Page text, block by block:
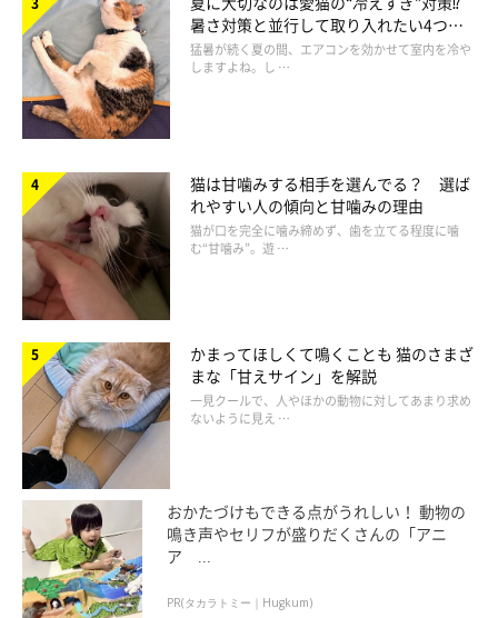
査しました」
A・Yさんの愛猫ういちゃんはトイレの周りでウロウロと！
「わが家に迎えた当初、トイレを気にするものの中には入らず付
近をウロウロ。それから3日後、心配で受診を考えた矢先によう
Y・Tさんの愛猫ももちゃんはお腹が硬くなって！
「トイレ周りを鳴きながらうろつくけど、ほんの少しコロコロの
ウンチが出るだけ。お腹を触ると硬く、ウンチが詰まっていると
感じました」
暑さ対策と並行して取り入れたい4つの
工夫
猛暑が続く夏の間、エアコンを効かせて室内を冷や
しますよね。し …
猫は甘噛みする相手を選んでる？ 選ば
れやすい人の傾向と甘噛みの理由
猫が口を完全に噛み締めず、歯を立てる程度に噛
む“甘噛み”。遊 …
かまってほしくて鳴くことも 猫のさまざ
まな「甘えサイン」を解説
一見クールで、人やほかの動物に対してあまり求め
ないように見え …
おかたづけもできる点がうれしい！ 動物の
鳴き声やセリフが盛りだくさんの「アニ
ア ...
PR(タカラトミー｜Hugkum)